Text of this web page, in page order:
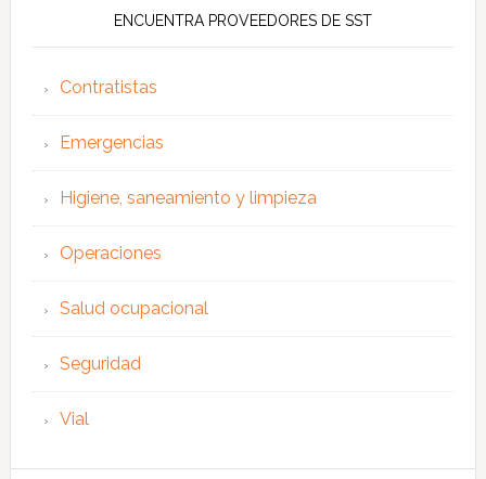
ENCUENTRA PROVEEDORES DE SST
Contratistas
Emergencias
Higiene, saneamiento y limpieza
Operaciones
Salud ocupacional
Seguridad
Vial